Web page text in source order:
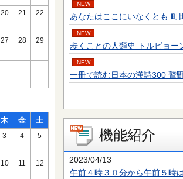
20 21 22
27 28 29
木 金 土
3 4 5
10 11 12
NEW
あなたはここにいなくとも
NEW
歩くことの人類史 トルビョ
NEW
一冊で読む日本の漢詩300 鷲
機能紹介
2023/04/13
午前４時３０分から午前５時